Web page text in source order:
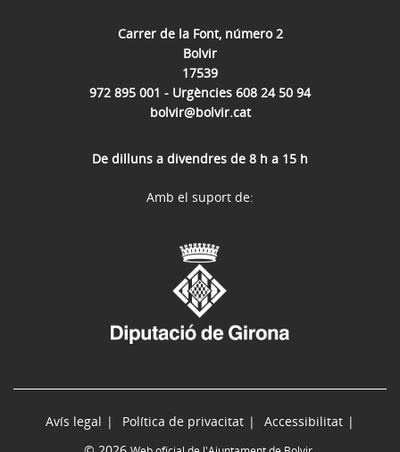
Carrer de la Font, número 2
Bolvir
17539
972 895 001 - Urgències 608 24 50 94
bolvir@bolvir.cat
De dilluns a divendres de 8 h a 15 h
Avís legal Política de privacitat
Accessibilitat
Amb el suport de: